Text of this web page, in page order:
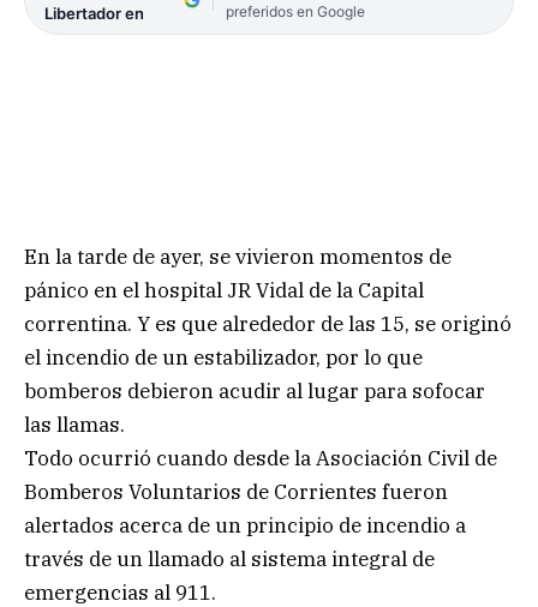
Libertador en
preferidos en Google
En la tarde de ayer, se vivieron momentos de
pánico en el hospital JR Vidal de la Capital
correntina. Y es que alrededor de las 15, se originó
el incendio de un estabilizador, por lo que
bomberos debieron acudir al lugar para sofocar
las llamas.
Todo ocurrió cuando desde la Asociación Civil de
Bomberos Voluntarios de Corrientes fueron
alertados acerca de un principio de incendio a
través de un llamado al sistema integral de
emergencias al 911.